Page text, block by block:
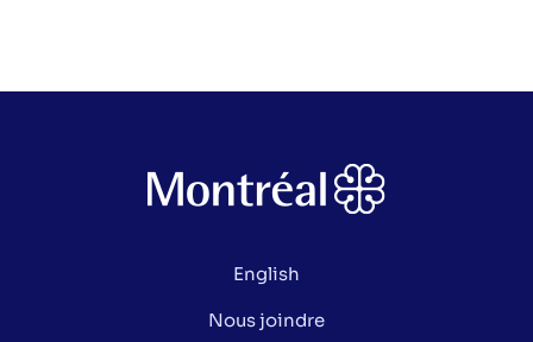
English
Nous joindre